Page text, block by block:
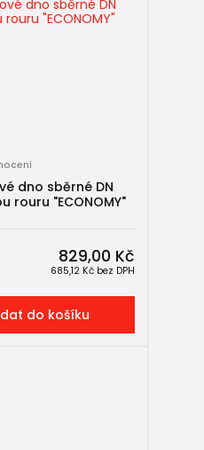
dno sběrné DN
rouru "ECONOMY"
829,00 Kč
685,12 Kč bez DPH
do košíku